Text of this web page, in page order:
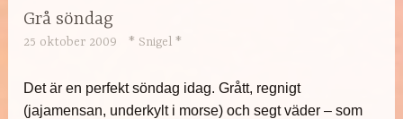
Grå söndag
25 oktober 2009 * Snigel *
Det är en perfekt söndag idag. Grått, regnigt
(jajamensan, underkylt i morse) och segt väder – som